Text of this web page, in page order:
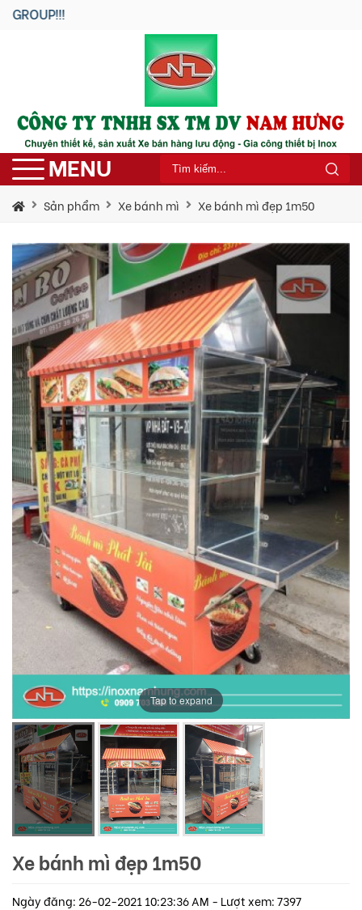
MENU
Sản phẩm Xe bánh mì Xe bánh mì đẹp 1m50
Tap to expand
Xe bánh mì đẹp 1m50
Ngày đăng: 26-02-2021 10:23:36 AM - Lượt xem: 7397